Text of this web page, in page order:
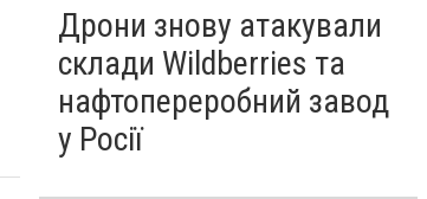
Дрони знову атакували
склади Wildberries та
нафтопереробний завод
у Росії